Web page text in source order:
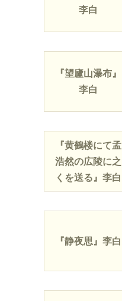
李白
『望廬山瀑布』
李白
『黄鶴楼にて孟
浩然の広陵に之
くを送る』李白
『静夜思』李白